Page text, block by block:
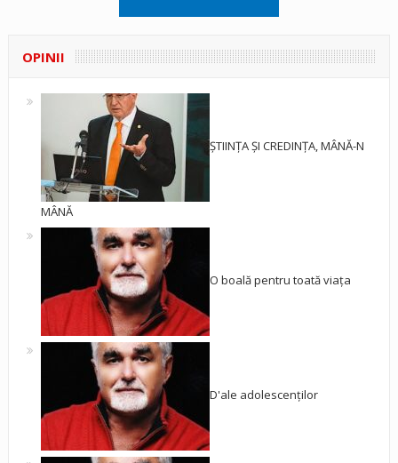
OPINII
ȘTIINȚA ȘI CREDINȚA, MÂNĂ-N
MÂNĂ
O boală pentru toată viața
D'ale adolescenților